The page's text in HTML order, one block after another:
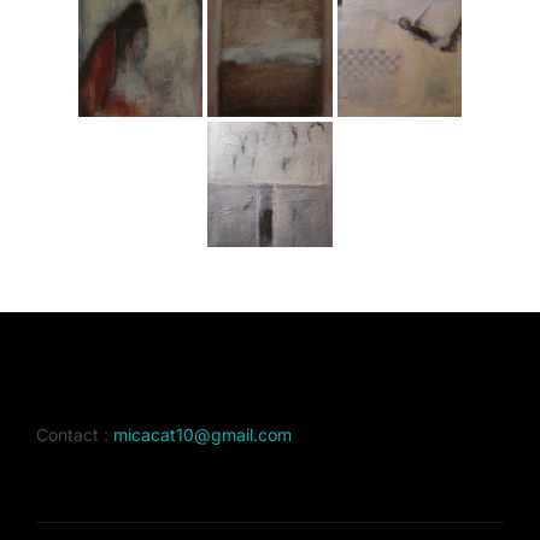
Contact : micacat10@gmail.com